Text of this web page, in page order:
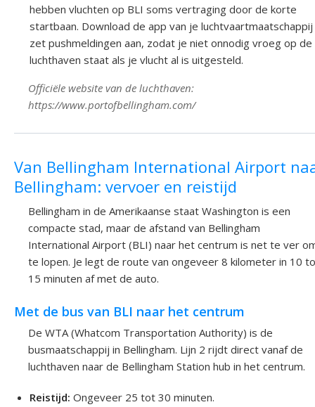
hebben vluchten op BLI soms vertraging door de korte
startbaan. Download de app van je
zet pushmeldingen aan, zodat je niet onnodig vroeg op de
luchthaven staat als je vlucht al is uitgesteld.
Officiële website van de luchthaven:
https://www.portofbellingham.com/
Van Bellingham International Airport
Bellingham: vervoer en reistijd
Bellingham in de Amerikaanse staat Washington is een
compacte stad, maar de afstand van Bellingham
International Airport (BLI) naar het centrum is net te ver
te lopen. Je legt de route van ongeveer 8 kilometer in 10
15 minuten af met de auto.
Met de bus van BLI naar het centrum
De WTA (Whatcom Transportation Authority) is de
busmaatschappij in Bellingham. Lijn 2 rijdt direct vanaf de
luchthaven naar de Bellingham Station hub in het centrum.
Reistijd: Ongeveer 25 tot 30 minuten.